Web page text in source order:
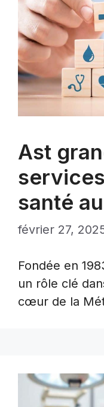
Ast
santé
février 27,
Fondée en
un rôle clé
cœur de la